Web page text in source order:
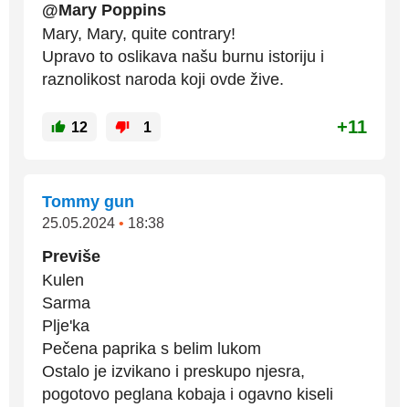
@Mary Poppins
Mary, Mary, quite contrary!
Upravo to oslikava našu burnu istoriju i
raznolikost naroda koji ovde žive.
12 1 +11
Tommy gun
25.05.2024 • 18:38
Previše
Kulen
Sarma
Plje'ka
Pečena paprika s belim lukom
Ostalo je izvikano i preskupo njesra,
pogotovo peglana kobaja i ogavno kiseli